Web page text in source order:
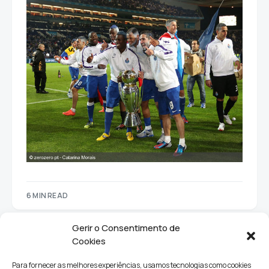
Gerir o Consentimento de
Cookies
Para fornecer as melhores experiências, usamos tecnologias como cookies
6 MIN READ